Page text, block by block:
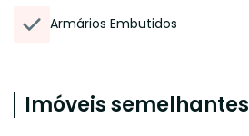
Armários Embutidos
Imóveis semelhantes